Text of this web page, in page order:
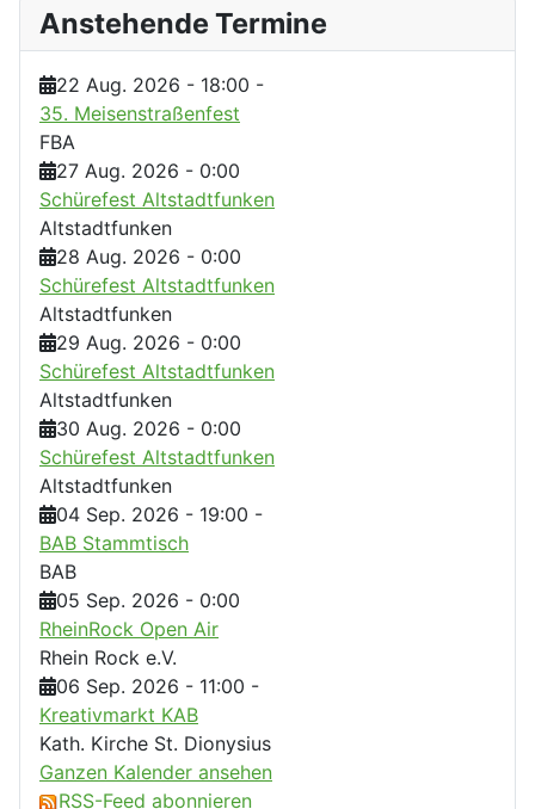
Anstehende Termine
22 Aug. 2026 - 18:00 -
35. Meisenstraßenfest
FBA
27 Aug. 2026 - 0:00
Schürefest Altstadtfunken
Altstadtfunken
28 Aug. 2026 - 0:00
Schürefest Altstadtfunken
Altstadtfunken
29 Aug. 2026 - 0:00
Schürefest Altstadtfunken
Altstadtfunken
30 Aug. 2026 - 0:00
Schürefest Altstadtfunken
Altstadtfunken
04 Sep. 2026 - 19:00 -
BAB Stammtisch
BAB
05 Sep. 2026 - 0:00
RheinRock Open Air
Rhein Rock e.V.
06 Sep. 2026 - 11:00 -
Kreativmarkt KAB
Kath. Kirche St. Dionysius
Ganzen Kalender ansehen
RSS-Feed abonnieren